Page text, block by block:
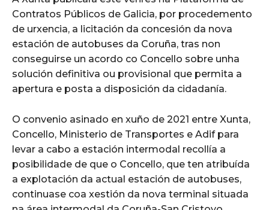
Contratos Públicos de Galicia, por procedemento
de urxencia, a licitación da concesión da nova
estación de autobuses da Coruña, tras non
conseguirse un acordo co Concello sobre unha
solución definitiva ou provisional que permita a
apertura e posta a disposición da cidadanía.
O convenio asinado en xuño de 2021 entre Xunta,
Concello, Ministerio de Transportes e Adif para
levar a cabo a estación intermodal recollía a
posibilidade de que o Concello, que ten atribuída
a explotación da actual estación de autobuses,
continuase coa xestión da nova terminal situada